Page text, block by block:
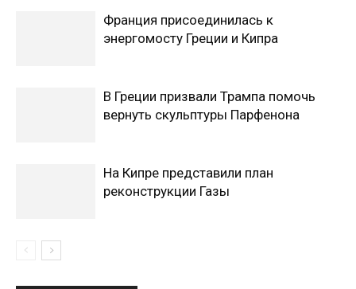
Франция присоединилась к
энергомосту Греции и Кипра
В Греции призвали Трампа помочь
вернуть скульптуры Парфенона
На Кипре представили план
реконструкции Газы